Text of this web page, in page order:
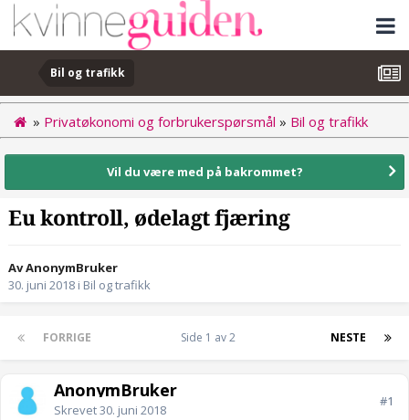
Bil og trafikk
» Privatøkonomi og forbrukerspørsmål » Bil og trafikk
Vil du være med på bakrommet?
Eu kontroll, ødelagt fjæring
Av AnonymBruker
30. juni 2018 i Bil og trafikk
FORRIGE NESTE
Side 1 av 2
AnonymBruker
Skrevet30. juni 2018
#1